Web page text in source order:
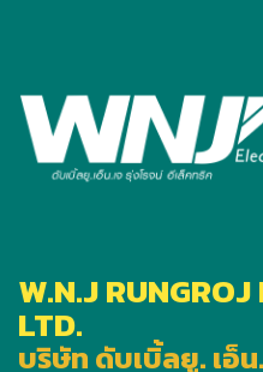
W.N.J
LTD.
บริษัท ดับเบิ้ลยู. เอ็น